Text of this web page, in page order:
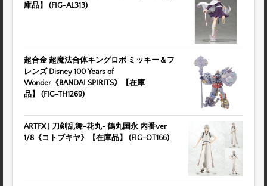
庫品】 (FIG-AL313)
超合金 超魔法合体キングロボ ミッキー＆フ
レンズ Disney 100 Years of
Wonder《BANDAI SPIRITS》【在庫
品】 (FIG-TH1269)
ARTFX J 刀剣乱舞-花丸- 鶴丸国永 内番ver
1/8《コトブキヤ》【在庫品】 (FIG-OT166)